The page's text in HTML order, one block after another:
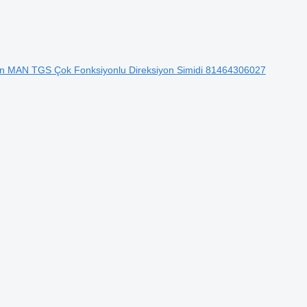
MAN TGS Çok Fonksiyonlu Direksiyon Simidi 81464306027